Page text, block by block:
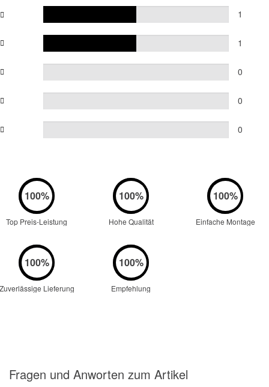
1
1
0
0
0
Top Preis-Leistung Hohe Qualität Einfache Montage
Lieferung Empfehlung
Fragen und Anworten zum Artikel